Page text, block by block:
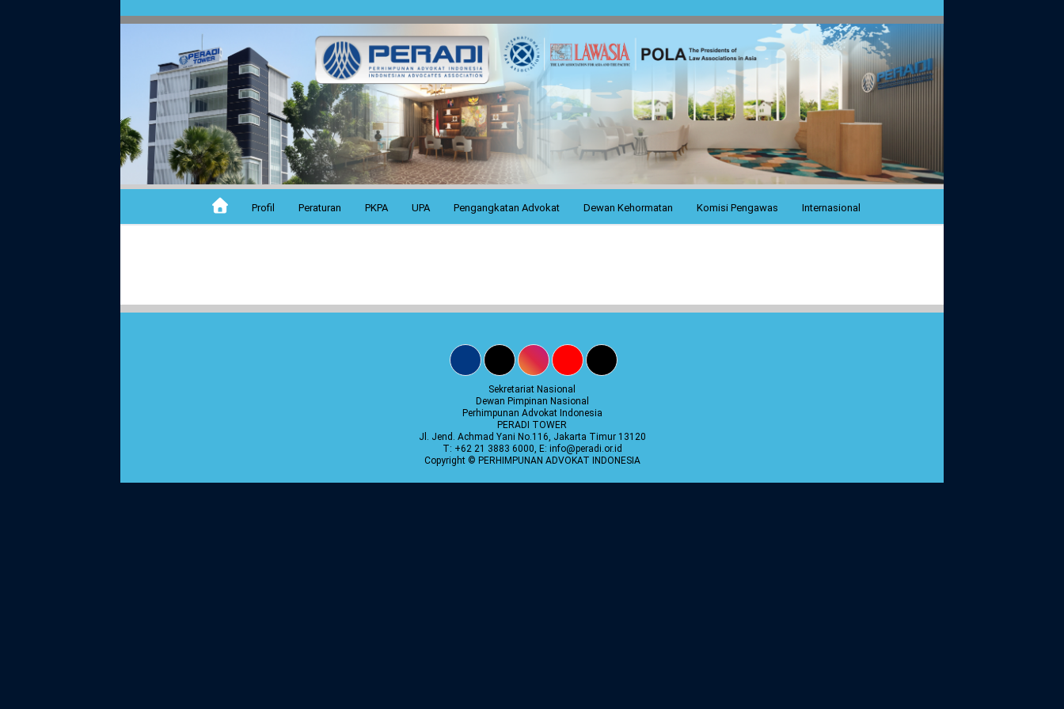
Profil Peraturan PKPA UPA Pengangkatan Advokat Dewan Kehormatan Komisi Pengawas Internasional
Sekretariat Nasional
Dewan Pimpinan Nasional
Perhimpunan Advokat Indonesia
PERADI TOWER
Jl. Jend. Achmad Yani No.116, Jakarta Timur 13120
T: +62 21 3883 6000, E: info@peradi.or.id
Copyright © PERHIMPUNAN ADVOKAT INDONESIA